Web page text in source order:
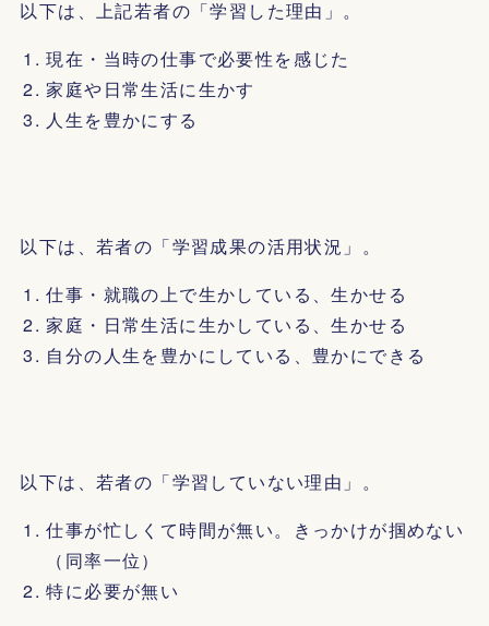
以下は、上記若者の「学習した理由」。
現在・当時の仕事で必要性を感じた
家庭や日常生活に生かす
人生を豊かにする
以下は、若者の「学習成果の活用状況」。
仕事・就職の上で生かしている、生かせる
家庭・日常生活に生かしている、生かせる
自分の人生を豊かにしている、豊かにできる
以下は、若者の「学習していない理由」。
仕事が忙しくて時間が無い。きっかけが掴めない
（同率一位）
特に必要が無い